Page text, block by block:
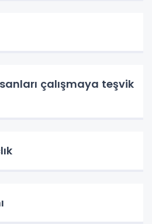
çalışmaya teşvik